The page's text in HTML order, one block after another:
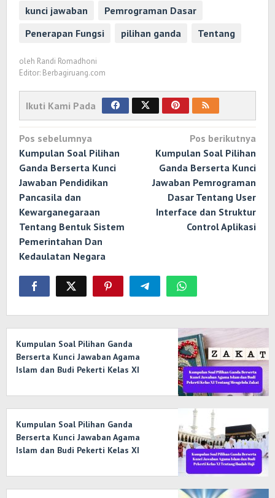
kunci jawaban
Pemrograman Dasar
Penerapan Fungsi
pilihan ganda Tentang
oleh Randi Romadhoni
Editor: Berbagiruang.com
Ikuti Kami Pada
Navigasi
pos
Pos sebelumnya
Kumpulan Soal Pilihan
Ganda Berserta Kunci
Jawaban Pendidikan
Pancasila dan
Kewarganegaraan
Tentang Bentuk Sistem
Pemerintahan Dan
Kedaulatan Negara
Pos berikutnya
Kumpulan Soal Pilihan
Ganda Berserta Kunci
Jawaban Pemrograman
Dasar Tentang User
Interface dan Struktur
Control Aplikasi
Kumpulan Soal Pilihan Ganda
Berserta Kunci Jawaban Agama
Islam dan Budi Pekerti Kelas XI
Kumpulan Soal Pilihan Ganda
Berserta Kunci Jawaban Agama
Islam dan Budi Pekerti Kelas XI